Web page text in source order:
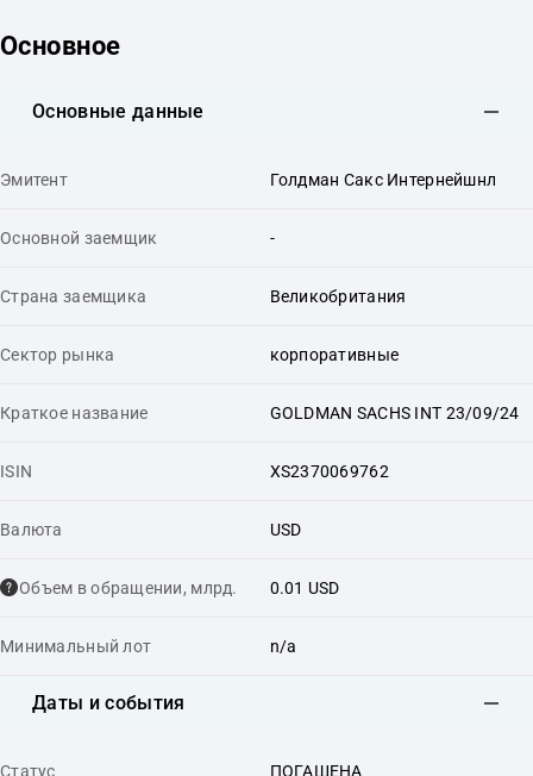
Основное
Основные данные
Эмитент Голдман Сакс Интернейшнл
Основной заемщик -
Страна заемщика Великобритания
Сектор рынка корпоративные
Краткое название GOLDMAN SACHS INT 23/09/24
ISIN XS2370069762
Валюта USD
Объем в обращении, млрд. 0.01 USD
Минимальный лот n/a
Даты и события
Статус ПОГАШЕНА